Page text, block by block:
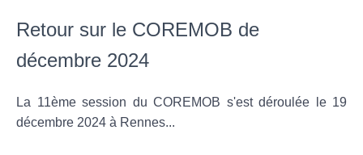
Retour sur le COREMOB de
décembre 2024
La 11ème session du COREMOB s'est déroulée le 19
décembre 2024 à Rennes...